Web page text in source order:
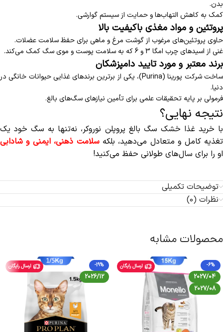
بدن.
کمک به کاهش التهاب‌ها و حمایت از سیستم گوارشی.
پروتئین و مواد مغذی باکیفیت بالا
حاوی پروتئین‌های مرغوب از گوشت مرغ و ماهی برای حفظ سلامت عضلات.
غنی از اسیدهای چرب امگا 3 و 6 که به سلامت پوست و موی سگ کمک می‌کند.
برند معتبر و مورد تایید دامپزشکان
ساخت شرکت پورینا (Purina)، یکی از برترین برندهای غذایی حیوانات خانگی در
دنیا.
فرمولی بر پایه تحقیقات علمی برای تأمین نیازهای سگ‌های بالغ.
نتیجه نهایی؟
با خرید غذا خشک سگ بالغ پروپلن نوروکر، نه‌تنها به سگ خود یک
تغذیه کامل و متعادل می‌دهید، بلکهسلامت ذهنی، ایمنی و شادابی
او را برای سال‌های طولانی حفظ می‌کنید!
توضیحات تکمیلی
نظرات (0)
محصولات مشابه
-6%
2027/04
2027/08
ارسال رایگان -19%
2026/12
ارسال رایگان